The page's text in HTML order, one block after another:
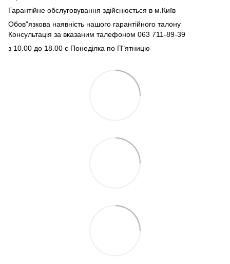
Гарантійне обслуговування здійснюється в м.Київ
Обов"язкова наявність нашого гарантійного талону
Консультація за вказаним талефоном 063 711-89-39
з 10.00 до 18.00 с Понеділка по П"ятницю